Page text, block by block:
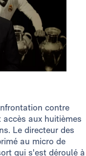
contre
aux huitièmes
Le directeur des
au micro de
qui s'est déroulé à